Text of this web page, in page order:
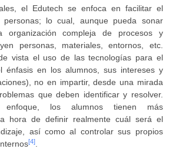
el Edutech se enfoca en facilitar el
lo cual, aunque pueda sonar
organización compleja de procesos y
personas, materiales, entornos, etc.
vista el uso de las tecnologías para el
énfasis en los alumnos, sus intereses y
no en impartir, desde una mirada
que deben identificar y resolver.
los alumnos tienen más
hora de definir realmente cuál será el
así como al controlar sus propios
[4]